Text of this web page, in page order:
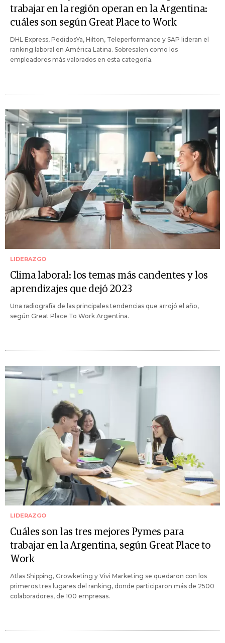
trabajar en la región operan en la Argentina:
cuáles son según Great Place to Work
DHL Express, PedidosYa, Hilton, Teleperformance y SAP lideran el
ranking laboral en América Latina. Sobresalen como los
empleadores más valorados en esta categoría.
LIDERAZGO
Clima laboral: los temas más candentes y los
aprendizajes que dejó 2023
Una radiografía de las principales tendencias que arrojó el año,
según Great Place To Work Argentina.
LIDERAZGO
Cuáles son las tres mejores Pymes para
trabajar en la Argentina, según Great Place to
Work
Atlas Shipping, Growketing y Vivi Marketing se quedaron con los
primeros tres lugares del ranking, donde participaron más de 2500
colaboradores, de 100 empresas.